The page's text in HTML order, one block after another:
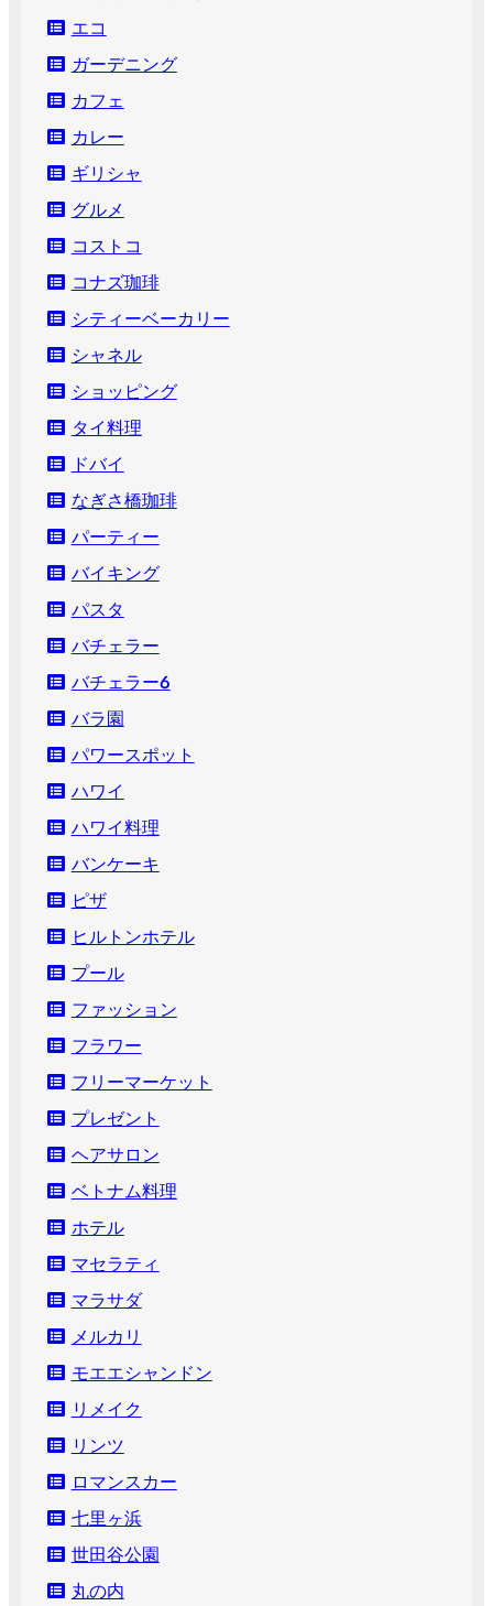
エコ
ガーデニング
カフェ
カレー
ギリシャ
グルメ
コストコ
コナズ珈琲
シティーベーカリー
シャネル
ショッピング
タイ料理
ドバイ
なぎさ橋珈琲
パーティー
バイキング
パスタ
バチェラー
バチェラー６
バラ園
パワースポット
ハワイ
ハワイ料理
バンケーキ
ピザ
ヒルトンホテル
プール
ファッション
フラワー
フリーマーケット
プレゼント
ヘアサロン
ベトナム料理
ホテル
マセラティ
マラサダ
メルカリ
モエエシャンドン
リメイク
リンツ
ロマンスカー
七里ヶ浜
世田谷公園
丸の内